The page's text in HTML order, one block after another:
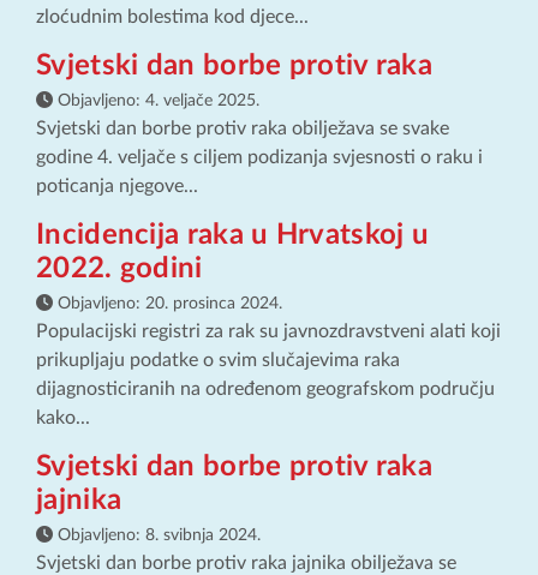
zloćudnim bolestima kod djece...
Svjetski dan borbe protiv raka
Objavljeno: 4. veljače 2025.
Svjetski dan borbe protiv raka obilježava se svake
godine 4. veljače s ciljem podizanja svjesnosti o raku i
poticanja njegove...
Incidencija raka u Hrvatskoj u
2022. godini
Objavljeno: 20. prosinca 2024.
Populacijski registri za rak su javnozdravstveni alati koji
prikupljaju podatke o svim slučajevima raka
dijagnosticiranih na određenom geografskom području
kako...
Svjetski dan borbe protiv raka
jajnika
Objavljeno: 8. svibnja 2024.
Svjetski dan borbe protiv raka jajnika obilježava se